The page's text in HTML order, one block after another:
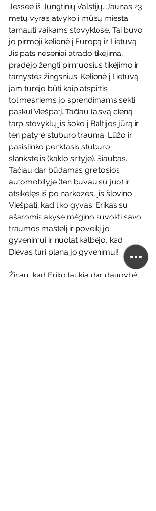
Jessee iš Jungtinių Valstijų. Jaunas 23
metų vyras atvyko į mūsų miestą
tarnauti vaikams stovyklose. Tai buvo
jo pirmoji kelionė į Europą ir Lietuvą.
Jis pats neseniai atrado tikėjimą,
pradėjo žengti pirmuosius tikėjimo ir
tarnystės žingsnius. Kelionė į Lietuvą
jam turėjo būti kaip atspirtis
tolimesniems jo sprendimams sekti
paskui Viešpatį. Tačiau laisvą dieną
tarp stovyklų jis šoko į Baltijos jūrą ir
ten patyrė stuburo traumą. Lūžo ir
pasislinko penktasis stuburo
slankstelis (kaklo srityje). Siaubas.
Tačiau dar būdamas greitosios
automobilyje (ten buvau su juo) ir
atsikėlęs iš po narkozės, jis šlovino
Viešpatį, kad liko gyvas. Erikas su
ašaromis akyse mėgino suvokti savo
traumos mastelį ir poveikį jo
gyvenimui ir nuolat kalbėjo, kad
Dievas turi planą jo gyvenimui!
Žinau, kad Eriko laukia dar daugybė